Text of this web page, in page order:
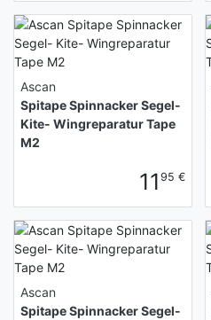
Ascan
Spitape Spinnacker Segel-
Kite- Wingreparatur Tape
M2
11 95 €
Ascan
Spitape Spinnacker Segel-